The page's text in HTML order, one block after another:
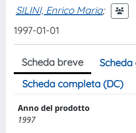
SILINI, Enrico Maria;
1997-01-01
Scheda breve
Scheda completa (DC)
Anno del prodotto
1997